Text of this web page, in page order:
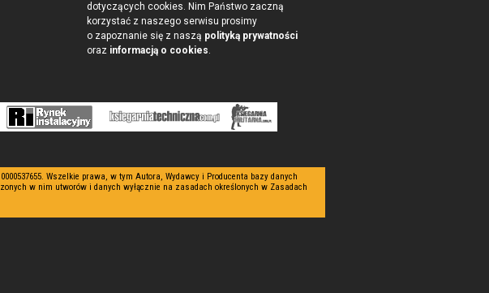
dotyczących cookies. Nim Państwo zaczną
korzystać z naszego serwisu prosimy
o zapoznanie się z naszą polityką prywatności
oraz informacją o cookies.
Wszelkie prawa, w tym Autora, Wydawcy i Producenta bazy danych
w nim utworów i danych wyłącznie na zasadach określonych w Zasadach